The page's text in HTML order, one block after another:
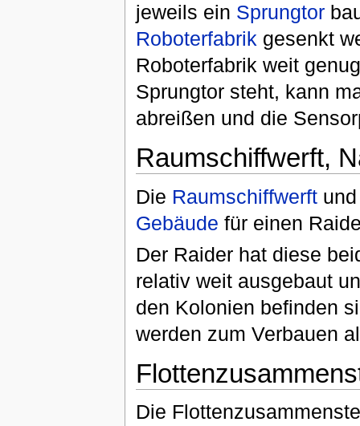
jeweils ein Sprungtor
Roboterfabrik gesenkt
Roboterfabrik weit
Sprungtor steht, kann
abreißen und die
Raumschiffwerft,
Die Raumschiffwerft
Gebäude für einen
Der Raider hat diese
relativ weit ausgebaut
den Kolonien befinden
werden zum Verbauen
Die